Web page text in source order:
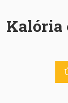
Kalória